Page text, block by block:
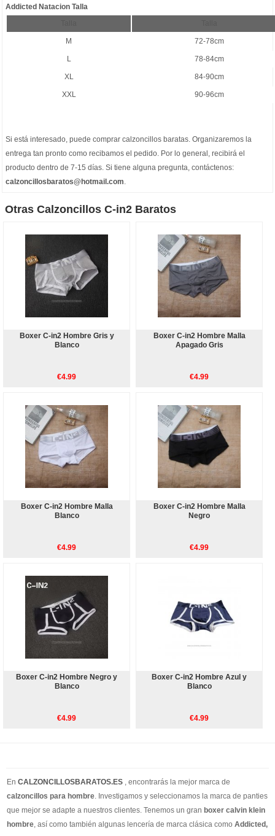
Addicted Natacion Talla
M 72-78cm
L 78-84cm
XL 84-90cm
XXL 90-96cm
Si está interesado, puede comprar calzoncillos baratas . Organizaremos la
entrega tan pronto como recibamos el pedido. Por lo general, recibirá el
producto dentro de 7-15 días. Si tiene alguna pregunta, contáctenos:
calzoncillosbaratos@hotmail.com
Otras Calzoncillos C-in2 Baratos
Boxer C-in2 Hombre Gris y
Blanco
€4.99
Boxer C-in2 Hombre Malla
Apagado Gris
€4.99
Boxer C-in2 Hombre Malla
Blanco
€4.99
Boxer C-in2 Hombre Malla
Negro
€4.99
Boxer C-in2 Hombre Negro y
Blanco
€4.99
Boxer C-in2 Hombre Azul y
Blanco
€4.99
En CALZONCILLOSBARATOS.ES
, encontrarás la mejor marca de
calzoncillos para hombre . Investigamos y seleccionamos la marca de panties
que mejor se adapte a nuestros clientes. Tenemos un gran boxer calvin klein
hombre , así como también algunas lencería de marca clásica como Addicted,